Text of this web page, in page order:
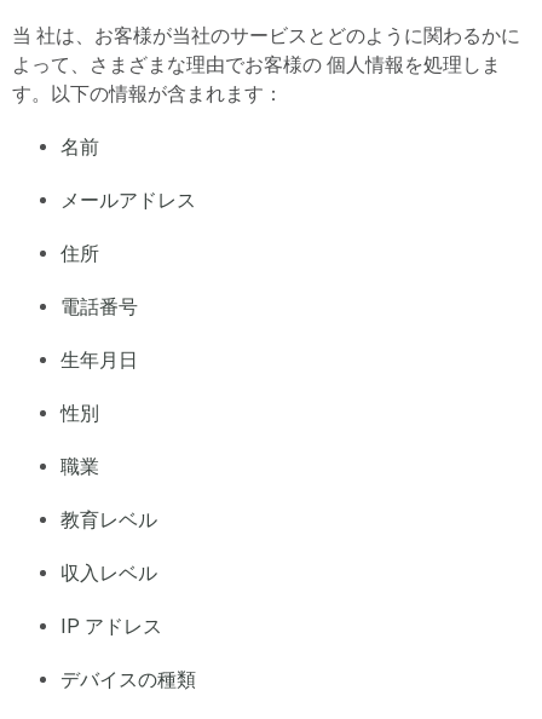
当 社は、お客様が当社のサービスとどのように関わるかに
よって、さまざまな理由でお客様の 個人情報を処理しま
す。以下の情報が含まれます：
名前
メールアドレス
住所
電話番号
生年月日
性別
職業
教育レベル
収入レベル
IP アドレス
デバイスの種類